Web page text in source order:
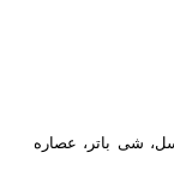
شی باتر، عصاره